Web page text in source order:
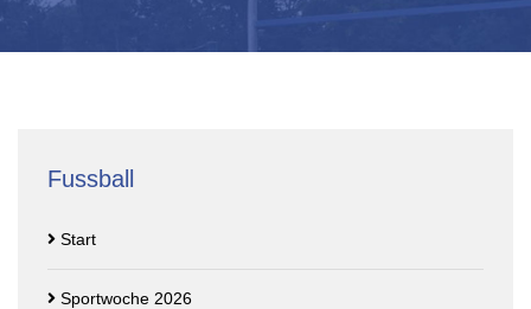
Fussball
Start
Sportwoche 2026